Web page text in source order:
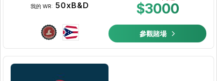
$3000
我的 WR: 50xB&D
參觀賭場